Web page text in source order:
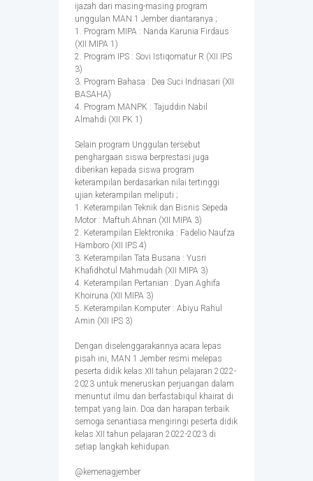
ijazah dari masing-masing program
unggulan MAN 1 Jember diantaranya ;
1. Program MIPA : Nanda Karunia Firdaus
(XII MIPA 1)
2. Program IPS : Sovi Istiqomatur R (XII IPS
3)
3. Program Bahasa : Dea Suci Indriasari (XII
BASAHA)
4. Program MANPK : Tajuddin Nabil
Almahdi (XII PK 1)
Selain program Unggulan tersebut
penghargaan siswa berprestasi juga
diberikan kepada siswa program
keterampilan berdasarkan nilai tertinggi
ujian keterampilan meliputi ;
1. Keterampilan Teknik dan Bisnis Sepeda
Motor : Maftuh Ahnan (XII MIPA 3)
2. Keterampilan Elektronika : Fadelio Naufza
Hamboro (XII IPS 4)
3. Keterampilan Tata Busana : Yusri
Khafidhotul Mahmudah (XII MIPA 3)
4. Keterampilan Pertanian : Dyan Aghifa
Khoiruna (XII MIPA 3)
5. Keterampilan Komputer : Abiyu Rahul
Amin (XII IPS 3)
Dengan diselenggarakannya acara lepas
pisah ini, MAN 1 Jember resmi melepas
peserta didik kelas XII tahun pelajaran 2022-
2023 untuk meneruskan perjuangan dalam
menuntut ilmu dan berfastabiqul khairat di
tempat yang lain. Doa dan harapan terbaik
semoga senantiasa mengiringi peserta didik
kelas XII tahun pelajaran 2022-2023 di
setiap langkah kehidupan.
@kemenagjember